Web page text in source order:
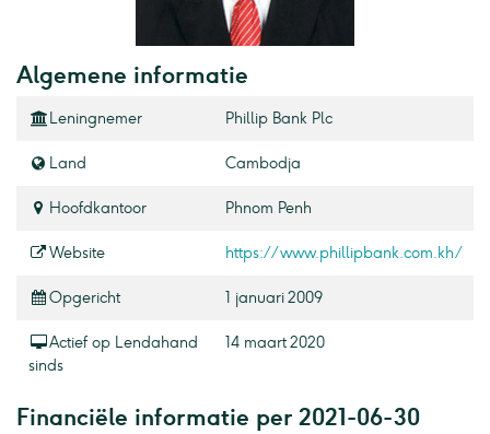
Algemene informatie
Leningnemer Phillip Bank Plc
Land Cambodja
Hoofdkantoor Phnom Penh
Website https://www.phillipbank.com.kh/
Opgericht 1 januari 2009
Actief op Lendahand
sinds
14 maart 2020
Financiële informatie per 2021-06-30